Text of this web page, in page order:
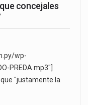
concejales
wp-
PREDA.mp3"]
"justamente la